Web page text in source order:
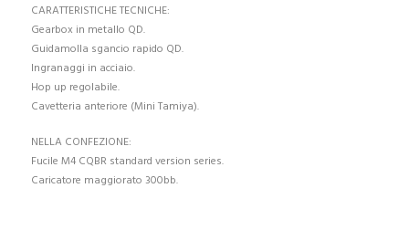
CARATTERISTICHE TECNICHE:
Gearbox in metallo QD.
Guidamolla sgancio rapido QD.
Ingranaggi in acciaio.
Hop up regolabile.
Cavetteria anteriore (Mini Tamiya).
NELLA CONFEZIONE:
Fucile M4 CQBR standard version series.
Caricatore maggiorato 300bb.